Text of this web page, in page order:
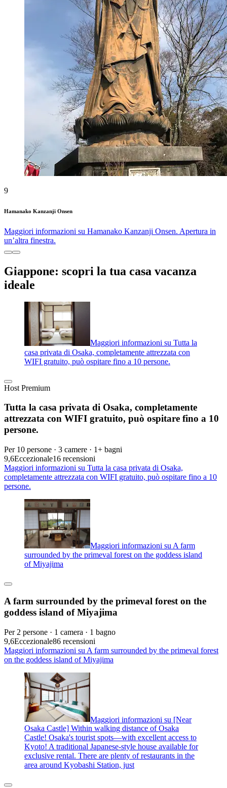
9
Hamanako Kanzanji Onsen
Maggiori informazioni su Hamanako Kanzanji Onsen. Apertura in
un’altra finestra.
Giappone: scopri la tua casa vacanza
ideale
Maggiori informazioni su Tutta la
casa privata di Osaka, completamente attrezzata con
WIFI gratuito, può ospitare fino a 10 persone.
Host Premium
Tutta la casa privata di Osaka, completamente
attrezzata con WIFI gratuito, può ospitare fino a 10
persone.
Per 10 persone · 3 camere · 1+ bagni
9,6Eccezionale16 recensioni
Maggiori informazioni su Tutta la casa privata di Osaka,
completamente attrezzata con WIFI gratuito, può ospitare fino a 10
persone.
Maggiori informazioni su A farm
surrounded by the primeval forest on the goddess island
of Miyajima
A farm surrounded by the primeval forest on the
goddess island of Miyajima
Per 2 persone · 1 camera · 1 bagno
9,6Eccezionale86 recensioni
Maggiori informazioni su A farm surrounded by the primeval forest
on the goddess island of Miyajima
Maggiori informazioni su [Near
Osaka Castle] Within walking distance of Osaka
Castle! Osaka's tourist spots—with excellent access to
Kyoto! A traditional Japanese-style house available for
exclusive rental. There are plenty of restaurants in the
area around Kyobashi Station, just